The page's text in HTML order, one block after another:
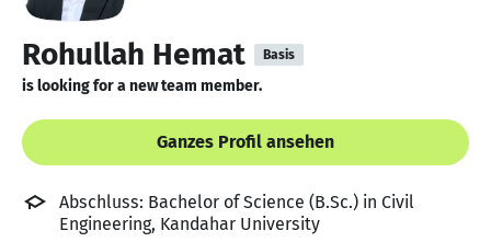
Rohullah Hemat Basis
is looking for a new team member.
Ganzes Profil ansehen
Abschluss: Bachelor of Science (B.Sc.) in Civil
Engineering, Kandahar University